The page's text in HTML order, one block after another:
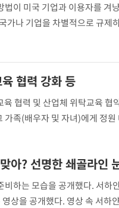
이 미국 기업과 이용자를 겨
나 기업을 차별적으로 규제
따른 사회적 폐해에 대응하
협력 강화 등
협력 및 산업체 위탁교육 협
족(배우자 및 자녀)에게 정
학위를 취득할 경우 산업체 위
아? 선명한 쇄골라인
하는 모습을 공개했다. 서하
상을 공개했다. 영상 속 서하